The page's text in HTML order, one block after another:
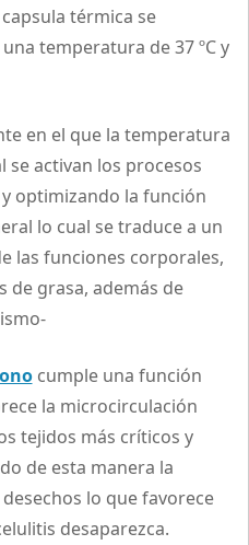
térmica se
temperatura de 37 ºC y
en el que la temperatura
se activan los procesos
optimizando la función
lo cual se traduce a un
las funciones corporales,
de grasa, además de
cumple una función
la microcirculación
tejidos más críticos y
de esta manera la
lo que favorece
desaparezca.